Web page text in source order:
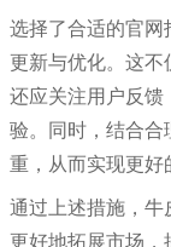
选择了合适的官网
更新与优化。这不
还应关注用户反馈
验。同时，结合合
重，从而实现更好
通过上述措施，牛
更好地拓展市场，